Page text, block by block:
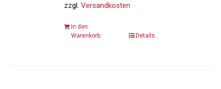
zzgl.Versandkosten
In den
Warenkorb
Details